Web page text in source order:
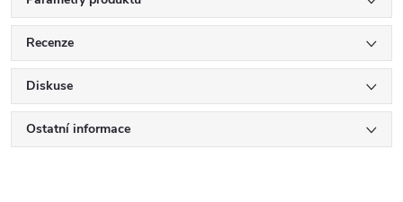
Recenze
Diskuse
Ostatní informace